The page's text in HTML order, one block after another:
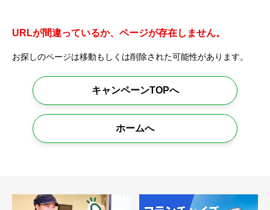
URLが間違っているか、ページが存在しません。
お探しのページは移動もしくは削除された可能性があります。
キャンペーンTOPへ
ホームへ